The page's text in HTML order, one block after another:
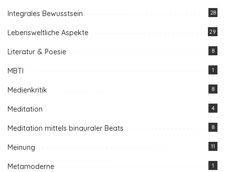
Integrales Bewusstsein 28
Lebensweltliche Aspekte 29
Literatur & Poesie 8
MBTI 1
Medienkritik 8
Meditation 4
Meditation mittels binauraler Beats 8
Meinung 11
Metamoderne 1